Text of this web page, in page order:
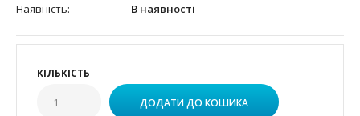
Наявність:
В наявності
КІЛЬКІСТЬ